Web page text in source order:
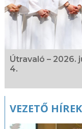
Útravaló – 2026.
4.
VEZETŐ HÍREK